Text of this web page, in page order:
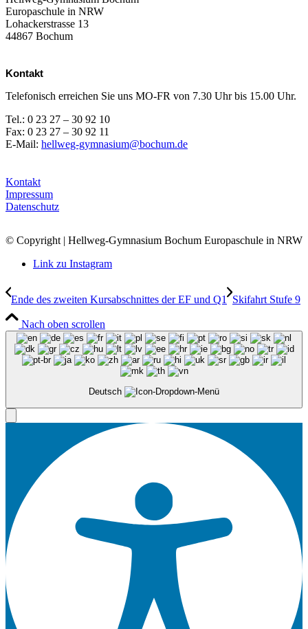
Europaschule in NRW
Lohackerstrasse 13
44867 Bochum
Kontakt
Telefonisch erreichen Sie uns MO-FR von 7.30 Uhr bis 15.00 Uhr.
Tel.: 0 23 27 – 30 92 10
Fax: 0 23 27 – 30 92 11
E-Mail: hellweg-gymnasium@bochum.de
Kontakt
Impressum
Datenschutz
© Copyright | Hellweg-Gymnasium Bochum Europaschule in NRW
Link zu Instagram
Ende des zweiten Kursabschnittes der EF und Q1 Skifahrt Stufe 9
Nach oben scrollen
Deutsch